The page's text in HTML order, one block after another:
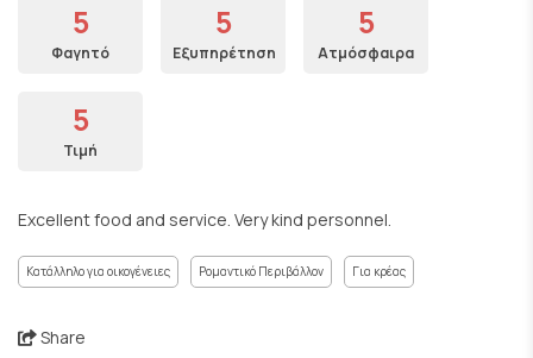
5
Φαγητό
5
Εξυπηρέτηση
5
Ατμόσφαιρα
5
Τιμή
Excellent food and service. Very kind personnel.
Κατάλληλο για οικογένειες Ρομαντικό Περιβάλλον Για κρέας
Share